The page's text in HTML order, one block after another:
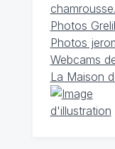
Photos
Photos
Webcams
La Maison